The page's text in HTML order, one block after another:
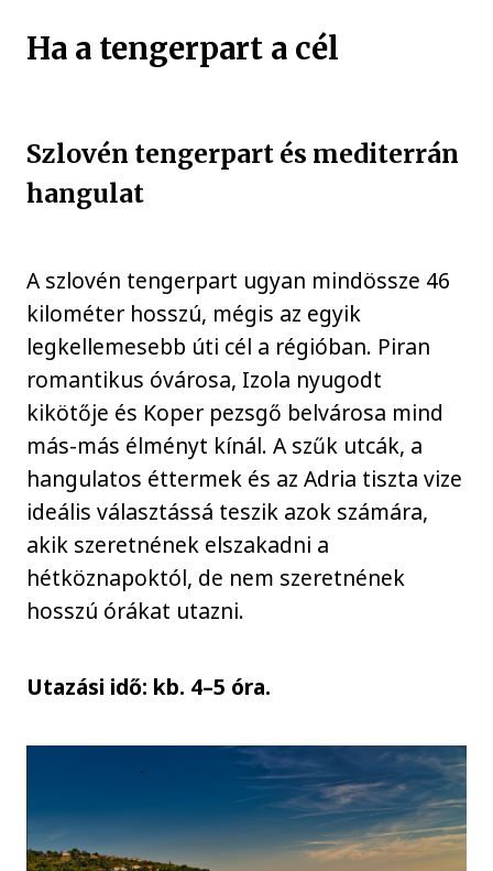
Ha a tengerpart a cél
Szlovén tengerpart és mediterrán
hangulat
A szlovén tengerpart ugyan mindössze 46
kilométer hosszú, mégis az egyik
legkellemesebb úti cél a régióban. Piran
romantikus óvárosa, Izola nyugodt
kikötője és Koper pezsgő belvárosa mind
más-más élményt kínál. A szűk utcák, a
hangulatos éttermek és az Adria tiszta vize
ideális választássá teszik azok számára,
akik szeretnének elszakadni a
hétköznapoktól, de nem szeretnének
hosszú órákat utazni.
Utazási idő: kb. 4–5 óra.